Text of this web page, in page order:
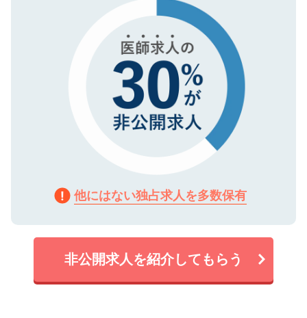
で、機密保持に関してもご安心ください。
他にはない独占求人を多数保有
非公開求人を紹介してもらう